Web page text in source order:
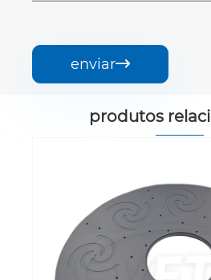
enviar
produtos